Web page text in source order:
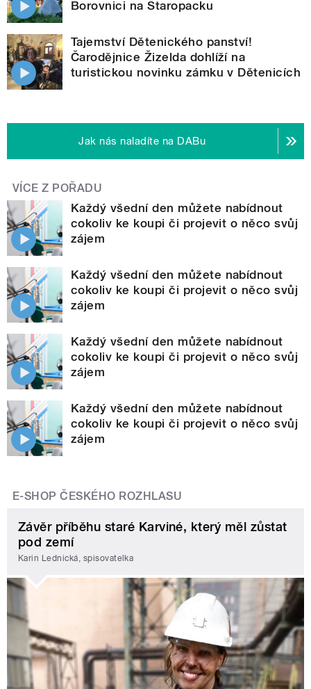
Borovnici na Staropacku
Tajemství Dětenického panství!
Čarodějnice Žizelda dohlíží na
turistickou novinku zámku v Dětenicích
Jak nás naladíte na DABu
VÍCE Z POŘADU
Každý všední den můžete nabídnout
cokoliv ke koupi či projevit o něco svůj
zájem
Každý všední den můžete nabídnout
cokoliv ke koupi či projevit o něco svůj
zájem
Každý všední den můžete nabídnout
cokoliv ke koupi či projevit o něco svůj
zájem
Každý všední den můžete nabídnout
cokoliv ke koupi či projevit o něco svůj
zájem
E-SHOP ČESKÉHO ROZHLASU
Závěr příběhu staré Karviné, který měl zůstat
pod zemí
Karin Lednická, spisovatelka